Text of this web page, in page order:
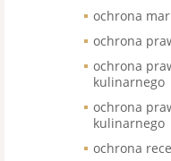
ochrona
ochrona
ochrona
kulinarnego
ochrona
kulinarnego
ochrona